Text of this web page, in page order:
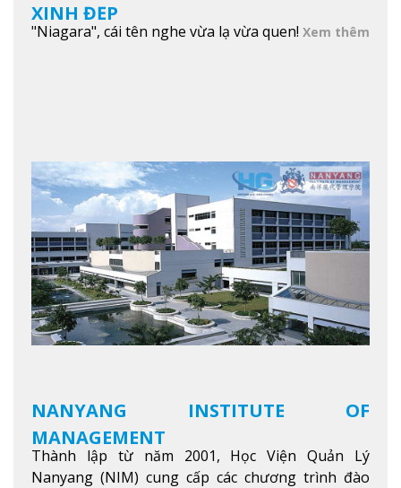
XINH ĐẸP
"Niagara", cái tên nghe vừa lạ vừa quen! Xem thêm
NANYANG INSTITUTE OF
MANAGEMENT
Thành lập từ năm 2001, Học Viện Quản Lý
Nanyang (NIM) cung cấp các chương trình đào